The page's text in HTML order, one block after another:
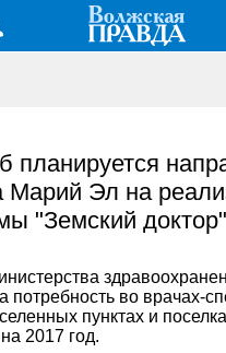
планируется
Марий Эл на
"Земский доктор"
потребность во врачах-
пунктах и
2017 год.